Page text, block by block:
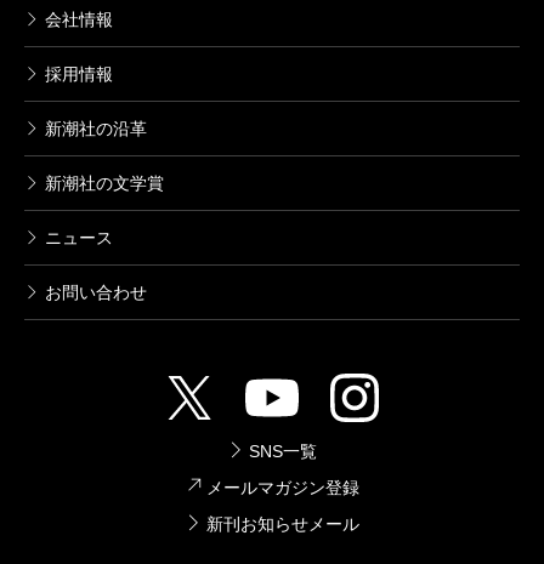
れてのもので、ハルビンでも一泊している。しかも狙
撃された伊藤を抱きとめたのが中村是公だった。でも
あとに『門』を書いて、伊藤さんみたいなのはハルビ
る。
にジャーナリスティックな反応を示す態度を、漱石は
会社情報
採用情報
新潮社の沿革
新潮社の文学賞
ニュース
お問い合わせ
SNS一覧
メールマガジン登録
新刊お知らせメール